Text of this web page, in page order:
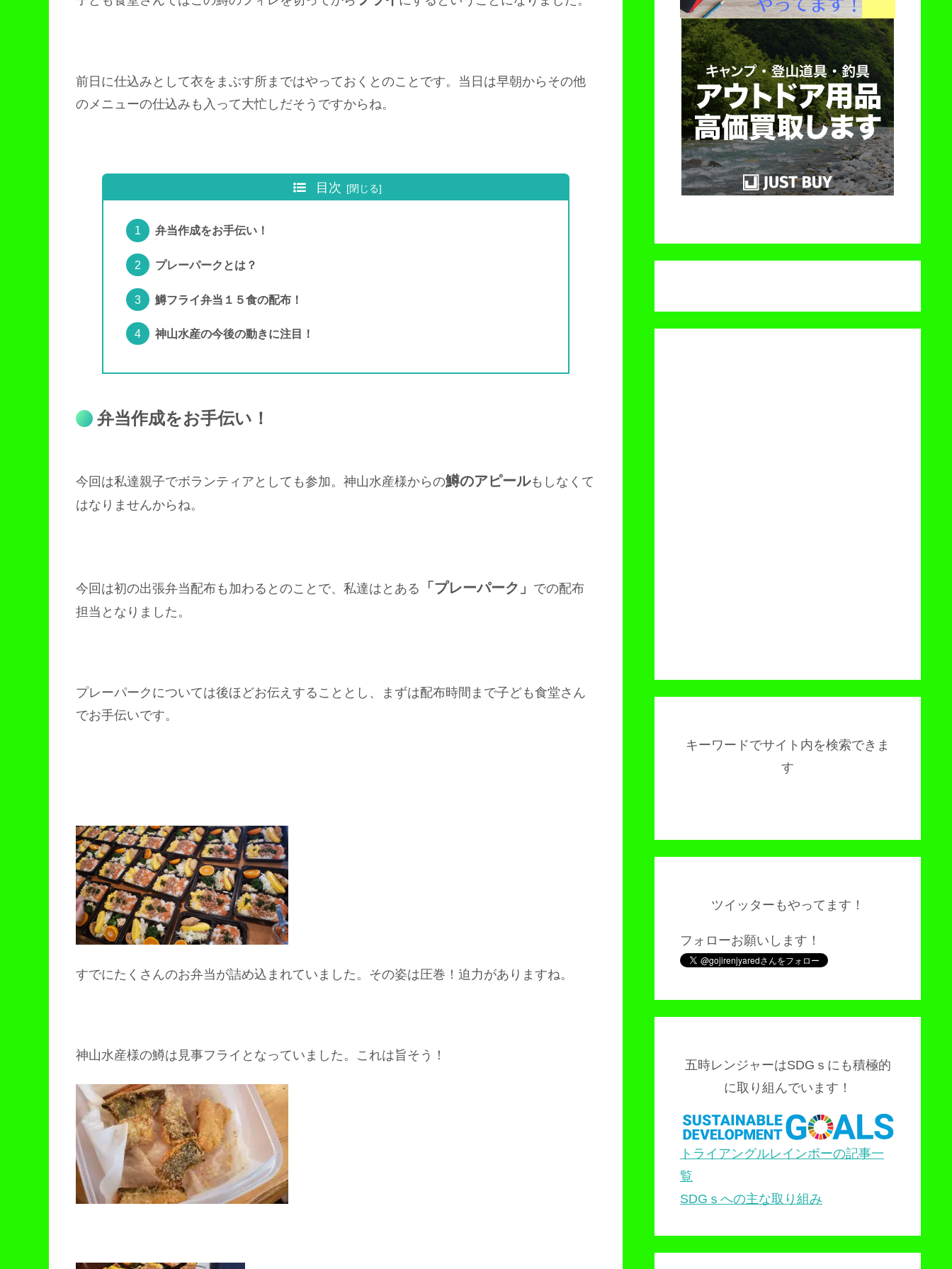
前日に仕込みとして衣をまぶす所まではやっておくとのことです。当日は早朝からその他
のメニューの仕込みも入って大忙しだそうですからね。
目次
弁当作成をお手伝い！
プレーパークとは？
鱒フライ弁当１５食の配布！
神山水産の今後の動きに注目！
弁当作成をお手伝い！
今回は私達親子でボランティアとしても参加。神山水産様からの鱒のアピールもしなくて
はなりませんからね。
今回は初の出張弁当配布も加わるとのことで、私達はとある 「プレーパーク」 での配布
担当となりました。
プレーパークについては後ほどお伝えすることとし、まずは配布時間まで子ども食堂さん
でお手伝いです。
すでにたくさんのお弁当が詰め込まれていました。その姿は圧巻！迫力がありますね。
神山水産様の鱒は見事フライとなっていました。これは旨そう！
キーワードでサイト内を検索できま
す
ツイッターもやってます！
フォローお願いします！
五時レンジャーはSDGｓにも積極的
に取り組んでいます！
トライアングルレインボーの記事一
覧
SDGｓへの主な取り組み